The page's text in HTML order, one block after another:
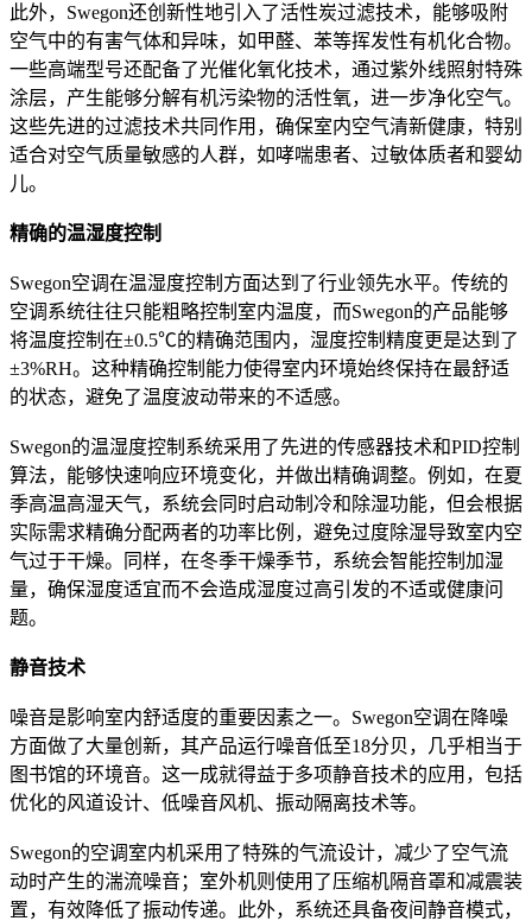
此外，Swegon还创新性地引入了活性炭过滤技术，能够吸附
空气中的有害气体和异味，如甲醛、苯等挥发性有机化合物。
一些高端型号还配备了光催化氧化技术，通过紫外线照射特殊
涂层，产生能够分解有机污染物的活性氧，进一步净化空气。
这些先进的过滤技术共同作用，确保室内空气清新健康，特别
适合对空气质量敏感的人群，如哮喘患者、过敏体质者和婴幼
儿。
精确的温湿度控制
Swegon空调在温湿度控制方面达到了行业领先水平。传统的
空调系统往往只能粗略控制室内温度，而Swegon的产品能够
将温度控制在±0.5℃的精确范围内，湿度控制精度更是达到了
±3%RH。这种精确控制能力使得室内环境始终保持在最舒适
的状态，避免了温度波动带来的不适感。
Swegon的温湿度控制系统采用了先进的传感器技术和PID控制
算法，能够快速响应环境变化，并做出精确调整。例如，在夏
季高温高湿天气，系统会同时启动制冷和除湿功能，但会根据
实际需求精确分配两者的功率比例，避免过度除湿导致室内空
气过于干燥。同样，在冬季干燥季节，系统会智能控制加湿
量，确保湿度适宜而不会造成湿度过高引发的不适或健康问
题。
静音技术
噪音是影响室内舒适度的重要因素之一。Swegon空调在降噪
方面做了大量创新，其产品运行噪音低至18分贝，几乎相当于
图书馆的环境音。这一成就得益于多项静音技术的应用，包括
优化的风道设计、低噪音风机、振动隔离技术等。
Swegon的空调室内机采用了特殊的气流设计，减少了空气流
动时产生的湍流噪音；室外机则使用了压缩机隔音罩和减震装
置，有效降低了振动传递。此外，系统还具备夜间静音模式，